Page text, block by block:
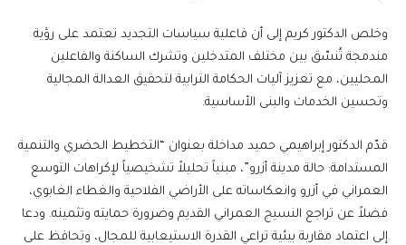
وخلص الدكتور كريم إلى أن فاعلية سياسات التجديد تعتمد على رؤية
مندمجة تُنسّق بين مختلف المتدخلين وتشرك الساكنة والفاعلين
المحليين، مع تعزيز آليات الحكامة الترابية لتحقيق العدالة المجالية
وتحسين الخدمات والبنى الأساسية.
قدّم الدكتور إبراهيمي حميد مداخلة بعنوان “التخطيط الحضري والتنمية
المستدامة: حالة مدينة أزرو”، مبنياً تحليلاً تشخيصياً لإكراهات التوسع
العمراني في أزرو وانعكاساته على الأراضي الفلاحية والغطاء الغابوي،
فضلاً عن تراجع النسيج العمراني القديم وضرورة حمايته وتثمينه. ودعا
إلى اعتماد مقاربة بيئية تراعي القدرة الاستيعابية للمجال، وتحافظ على